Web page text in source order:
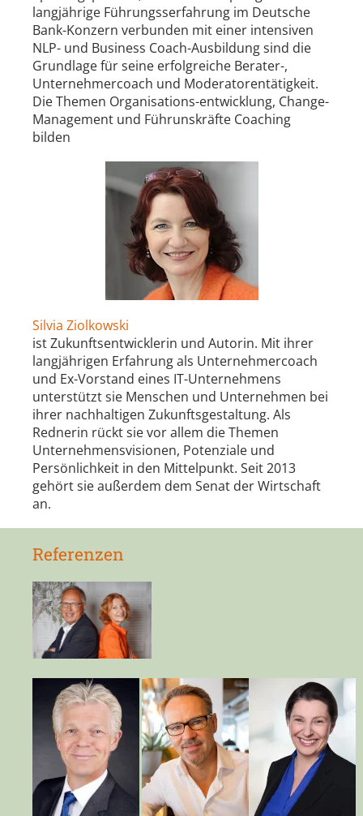
langjährige Führungsserfahrung im Deutsche
Bank-Konzern verbunden mit einer intensiven
NLP- und Business Coach-Ausbildung sind die
Grundlage für seine erfolgreiche Berater-,
Unternehmercoach und Moderatorentätigkeit.
Die Themen Organisations-entwicklung, Change-
Management und Führunskräfte Coaching
bilden
Silvia Ziolkowski
ist Zukunftsentwicklerin und Autorin. Mit ihrer
langjährigen Erfahrung als Unternehmercoach
und Ex-Vorstand eines IT-Unternehmens
unterstützt sie Menschen und Unternehmen bei
ihrer nachhaltigen Zukunftsgestaltung. Als
Rednerin rückt sie vor allem die Themen
Unternehmensvisionen, Potenziale und
Persönlichkeit in den Mittelpunkt. Seit 2013
gehört sie außerdem dem Senat der Wirtschaft
an.
Referenzen